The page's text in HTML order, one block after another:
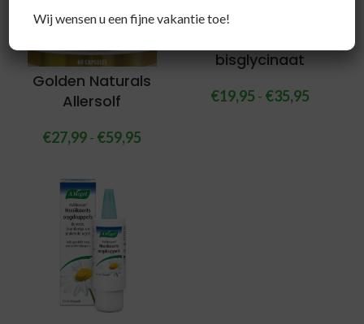
Golden Naturals
Allersolf
€27,99- €59,95
bisglycinaat
€19,95 - €35,95
Wij wensen u een fijne vakantie toe!